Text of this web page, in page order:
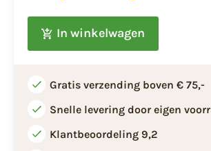
In winkelwagen
Gratis verzending boven € 75,-
Snelle levering door eigen
Klantbeoordeling 9,2